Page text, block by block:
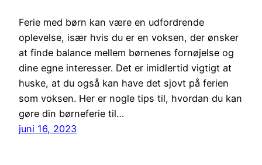
Ferie med børn kan være en udfordrende
oplevelse, især hvis du er en voksen, der ønsker
at finde balance mellem børnenes fornøjelse og
dine egne interesser. Det er imidlertid vigtigt at
huske, at du også kan have det sjovt på ferien
som voksen. Her er nogle tips til, hvordan du kan
gøre din børneferie til…
juni 16, 2023